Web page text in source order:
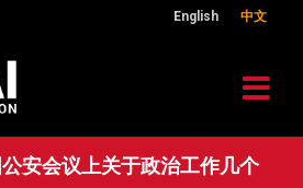
English 中文
安会议上关于政治工作几个